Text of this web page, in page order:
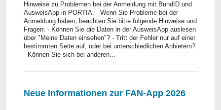
Hinweise zu Problemen bei der Anmeldung mit BundID und
AusweisApp in PORTIA. Wenn Sie Probleme bei der
Anmeldung haben, beachten Sie bitte folgende Hinweise und
Fragen: - Können Sie die Daten in der AusweisApp auslesen
über "Meine Daten einsehen"? - Tritt der Fehler nur auf einer
bestimmten Seite auf, oder bei unterschiedlichen Anbietern?
Können Sie sich bei anderen...
Neue Informationen zur FAN-App 2026